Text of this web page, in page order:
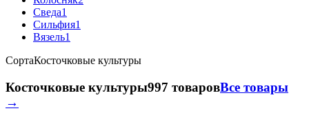
Сведа1
Сильфия1
Вязель1
СортаКосточковые культуры
Косточковые культуры997 товаровВсе товары
→